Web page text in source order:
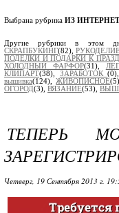
Выбрана рубрика ИЗ
Другие рубрики в этом
СКРАПБУКИНГ(82),
ПОДЕЛКИ И ПОДАРКИ К
ХОЛОДНЫЙ ФАРФОР(31),
КЛИПАРТ(38), ЗАРАБОТОК
вышивка(124),ЖИВОПИСНОЕ
ОГОРОД(3), ВЯЗАНИЕ(53),
ТЕПЕРЬ
Четверг, 19 Сентября 2013 г.